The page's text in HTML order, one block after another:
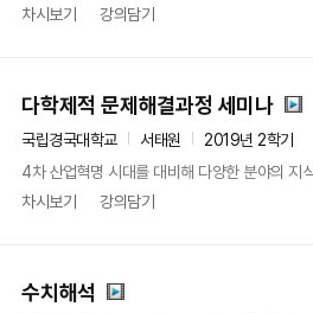
차시보기
강의담기
다학제적 문제해결과정 세미나
국립경국대학교 서태원
2019년 2학기
4차 산업혁명 시대를 대비해 다양한 분야의 지
차시보기
강의담기
수치해석